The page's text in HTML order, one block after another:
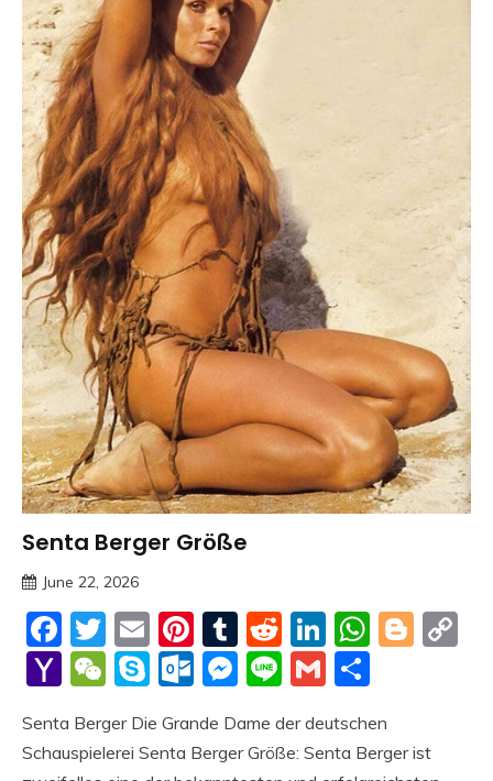
Trends
Senta Berger Größe
June 22, 2026
Meme
Facebook
Twitter
EmailPinterest
Tumblr
Reddit
LinkedIn
Yahoo
WeChat
SkypeOutlook.com
Messenger
LineGmail
Senta Berger Die Grande Dame der deutschen
Schauspielerei Senta Berger Größe: Senta Berger ist